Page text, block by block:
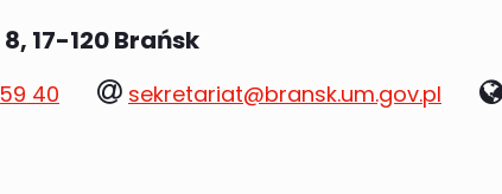
17-120 Brańsk
40
e-
sekretariat@bransk.um.gov.pl